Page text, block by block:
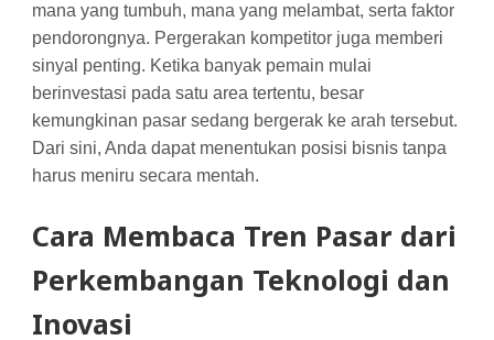
mana yang tumbuh, mana yang melambat, serta faktor
pendorongnya. Pergerakan kompetitor juga memberi
sinyal penting. Ketika banyak pemain mulai
berinvestasi pada satu area tertentu, besar
kemungkinan pasar sedang bergerak ke arah tersebut.
Dari sini, Anda dapat menentukan posisi bisnis tanpa
harus meniru secara mentah.
Cara Membaca Tren Pasar dari
Perkembangan Teknologi dan
Inovasi